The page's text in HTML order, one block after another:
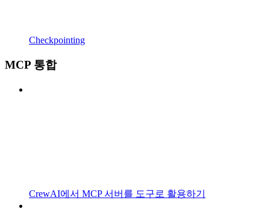
Checkpointing
MCP 통합
CrewAI에서 MCP 서버를 도구로 활용하기